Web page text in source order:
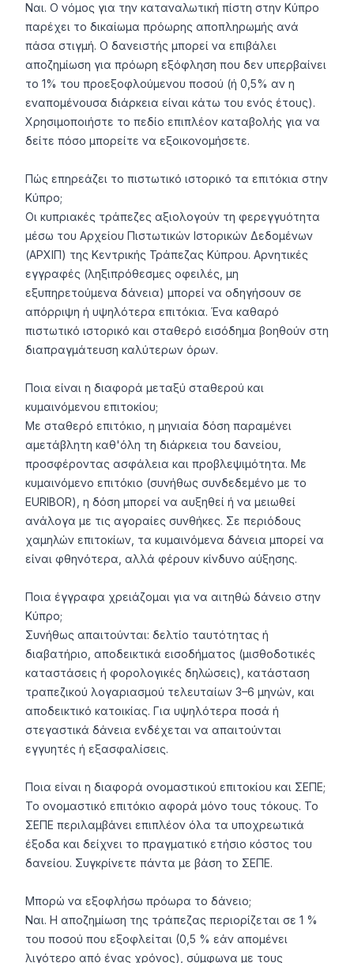
Ναι. Ο νόμος για την καταναλωτική πίστη στην Κύπρο
παρέχει το δικαίωμα πρόωρης αποπληρωμής ανά
πάσα στιγμή. Ο δανειστής μπορεί να επιβάλει
αποζημίωση για πρόωρη εξόφληση που δεν υπερβαίνει
το 1% του προεξοφλούμενου ποσού (ή 0,5% αν η
εναπομένουσα διάρκεια είναι κάτω του ενός έτους).
Χρησιμοποιήστε το πεδίο επιπλέον καταβολής για να
δείτε πόσο μπορείτε να εξοικονομήσετε.
Πώς επηρεάζει το πιστωτικό ιστορικό τα επιτόκια στην
Κύπρο;
Οι κυπριακές τράπεζες αξιολογούν τη φερεγγυότητα
μέσω του Αρχείου Πιστωτικών Ιστορικών Δεδομένων
(ΑΡΧΙΠ) της Κεντρικής Τράπεζας Κύπρου. Αρνητικές
εγγραφές (ληξιπρόθεσμες οφειλές, μη
εξυπηρετούμενα δάνεια) μπορεί να οδηγήσουν σε
απόρριψη ή υψηλότερα επιτόκια. Ένα καθαρό
πιστωτικό ιστορικό και σταθερό εισόδημα βοηθούν στη
διαπραγμάτευση καλύτερων όρων.
Ποια είναι η διαφορά μεταξύ σταθερού και
κυμαινόμενου επιτοκίου;
Με σταθερό επιτόκιο, η μηνιαία δόση παραμένει
αμετάβλητη καθ'όλη τη διάρκεια του δανείου,
προσφέροντας ασφάλεια και προβλεψιμότητα. Με
κυμαινόμενο επιτόκιο (συνήθως συνδεδεμένο με το
EURIBOR), η δόση μπορεί να αυξηθεί ή να μειωθεί
ανάλογα με τις αγοραίες συνθήκες. Σε περιόδους
χαμηλών επιτοκίων, τα κυμαινόμενα δάνεια μπορεί να
είναι φθηνότερα, αλλά φέρουν κίνδυνο αύξησης.
Ποια έγγραφα χρειάζομαι για να αιτηθώ δάνειο στην
Κύπρο;
Συνήθως απαιτούνται: δελτίο ταυτότητας ή
διαβατήριο, αποδεικτικά εισοδήματος (μισθοδοτικές
καταστάσεις ή φορολογικές δηλώσεις), κατάσταση
τραπεζικού λογαριασμού τελευταίων 3–6 μηνών, και
αποδεικτικό κατοικίας. Για υψηλότερα ποσά ή
στεγαστικά δάνεια ενδέχεται να απαιτούνται
εγγυητές ή εξασφαλίσεις.
Ποια είναι η διαφορά ονομαστικού επιτοκίου και ΣΕΠΕ;
Το ονομαστικό επιτόκιο αφορά μόνο τους τόκους. Το
ΣΕΠΕ περιλαμβάνει επιπλέον όλα τα υποχρεωτικά
έξοδα και δείχνει το πραγματικό ετήσιο κόστος του
δανείου. Συγκρίνετε πάντα με βάση το ΣΕΠΕ.
Μπορώ να εξοφλήσω πρόωρα το δάνειο;
Ναι. Η αποζημίωση της τράπεζας περιορίζεται σε 1 %
του ποσού που εξοφλείται (0,5 % εάν απομένει
λιγότερο από ένας χρόνος), σύμφωνα με τους